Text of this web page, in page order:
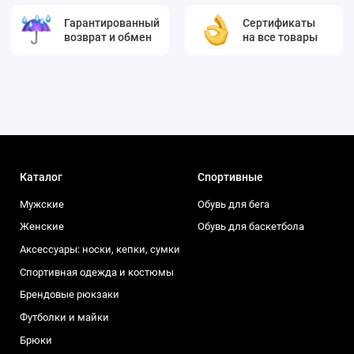
Гарантированный
возврат и обмен
Сертификаты
на все товары
Каталог
Мужские
Женские
Аксессуары: носки, кепки, сумки
Спортивная одежда и костюмы
Брендовые рюкзаки
Футболки и майки
Брюки
Спортивные
Обувь для бега
Обувь для баскетбола